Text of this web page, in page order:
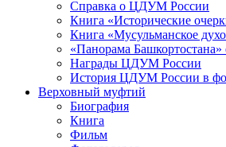
Справка о ЦДУМ России
Книга «Исторические
Книга «Мусульманское
«Панорама
Награды ЦДУМ России
История ЦДУМ России в
Верховный муфтий
Биография
Книга
Фильм